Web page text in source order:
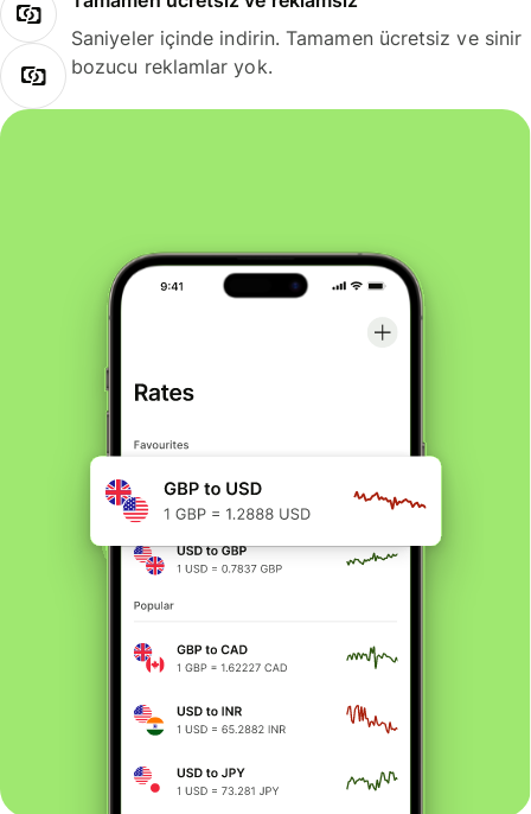
Saniyeler içinde indirin. Tamamen ücretsiz ve sinir
bozucu reklamlar yok.